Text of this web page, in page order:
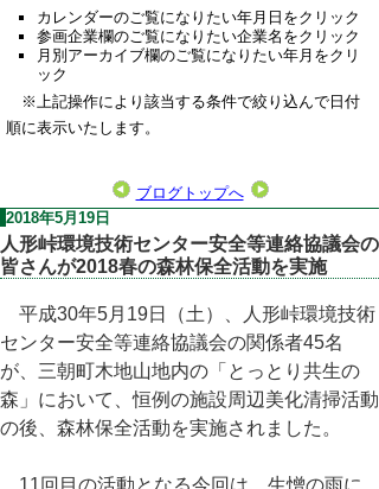
カレンダーのご覧になりたい年月日をクリック
参画企業欄のご覧になりたい企業名をクリック
月別アーカイブ欄のご覧になりたい年月をクリ
ック
※上記操作により該当する条件で絞り込んで日付
順に表示いたします。
ブログトップへ
2018年5月19日
人形峠環境技術センター安全等連絡協議会の
皆さんが2018春の森林保全活動を実施
平成30年5月19日（土）、人形峠環境技術
センター安全等連絡協議会の関係者45名
が、三朝町木地山地内の「とっとり共生の
森」において、恒例の施設周辺美化清掃活動
の後、森林保全活動を実施されました。
11回目の活動となる今回は、生憎の雨に